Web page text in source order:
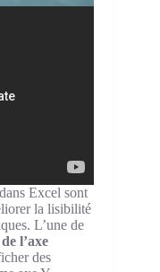
Excel sont
la lisibilité
L’une de
l’axe
des